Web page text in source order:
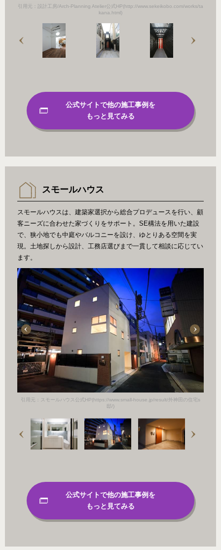
引用元：設計工房/Arch-Planning Atelier公式HP(http://www.sekeikobo.com/works/ta
kana.html)
公式サイトで他の施工事例を
もっと見てみる
スモールハウス
スモールハウスは、建築家選択から総合プロデュースを行い、顧
客ニーズに合わせた家づくりをサポート。SE構法を用いた建設
で、狭小地でも中庭やバルコニーを設け、ゆとりある空間を実
現。土地探しから設計、工務店選びまで一貫して相談に応じてい
ます。
引用元：スモールハウス公式HP(https://www.small-house.jp/result/外神田の住宅s
邸/)
公式サイトで他の施工事例を
もっと見てみる